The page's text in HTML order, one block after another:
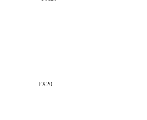
FX20